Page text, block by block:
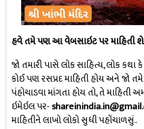
હવે તમે પણ આ વેબસાઇટ પર માહિતી
જો તમારી પાસે લોક સાહિત્ય, લોક
કોઈ પણ રસપ્રદ માહિતી હોય અને જો
પંહોચાડવા માંગતા હોય તો, તે માહિતી
ઇમેઇલ પર-
માહિતીને લાખો લોકો સુધી પહોંચાળસું..